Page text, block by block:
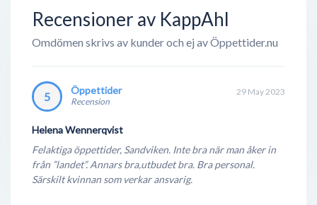
Recensioner av KappAhl
Omdömen skrivs av kunder och ej av Öppettider.nu
5 Öppettider
Recension
Helena Wennerqvist
29 May 2023
Felaktiga öppettider, Sandviken. Inte bra när man åker in
från ”landet”. Annars bra,utbudet bra. Bra personal.
Särskilt kvinnan som verkar ansvarig.